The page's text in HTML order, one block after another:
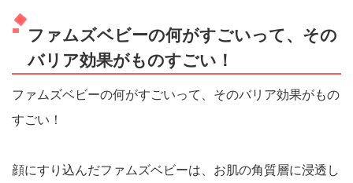
ファムズベビーの何がすごいって、その
バリア効果がものすごい！
ファムズベビーの何がすごいって、そのバリア効果がもの
すごい！
顔にすり込んだファムズベビーは、お肌の角質層に浸透し